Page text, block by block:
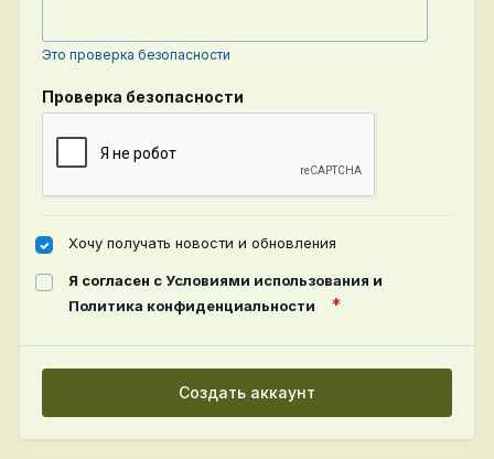
Это проверка безопасности
Проверка безопасности
Хочу получать новости и обновления
Я согласен сУсловиями использования и
Политика конфиденциальности
Создать аккаунт